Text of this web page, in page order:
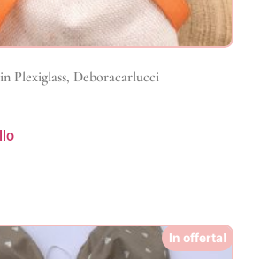
Plexiglass, Deboracarlucci
In offerta!